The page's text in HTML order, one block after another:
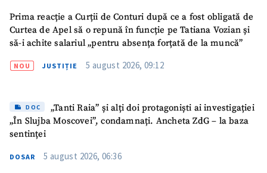
Prima reacție a Curții de Conturi după ce a fost obligată de
Curtea de Apel să o repună în funcție pe Tatiana Vozian și
să-i achite salariul „pentru absența forțată de la muncă”
NOU JUSTIȚIE 5 august 2026, 09:12
DOC
„Tanti Raia” și alți doi protagoniști ai investigației
„În Slujba Moscovei”, condamnați. Ancheta ZdG – la baza
sentinței
DOSAR 5 august 2026, 06:36